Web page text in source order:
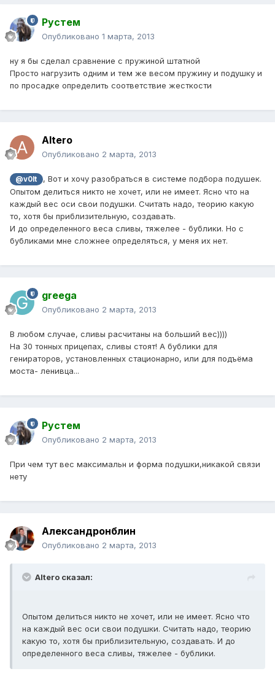
Рустем
Опубликовано 1 марта, 2013
ну я бы сделал сравнение с пружиной штатной
Просто нагрузить одним и тем же весом пружину и подушку и
по просадке определить соответствие жесткости
Altero
Опубликовано 2 марта, 2013
@v0lt
, Вот и хочу разобраться в системе подбора подушек.
Опытом делиться никто не хочет, или не имеет. Ясно что на
каждый вес оси свои подушки. Считать надо, теорию какую
то, хотя бы приблизительную, создавать.
И до определенного веса сливы, тяжелее - бублики. Но с
бубликами мне сложнее определяться, у меня их нет.
greega
Опубликовано 2 марта, 2013
В любом случае, сливы расчитаны на больший вес))))
На 30 тонных прицепах, сливы стоят! А бублики для
генираторов, установленных стационарно, или для подъёма
моста- ленивца...
Рустем
Опубликовано 2 марта, 2013
При чем тут вес максимальн и форма подушки,никакой связи
нету
Александронблин
Опубликовано 2 марта, 2013
Altero сказал:
Опытом делиться никто не хочет, или не имеет. Ясно что
на каждый вес оси свои подушки. Считать надо, теорию
какую то, хотя бы приблизительную, создавать. И до
определенного веса сливы, тяжелее - бублики.